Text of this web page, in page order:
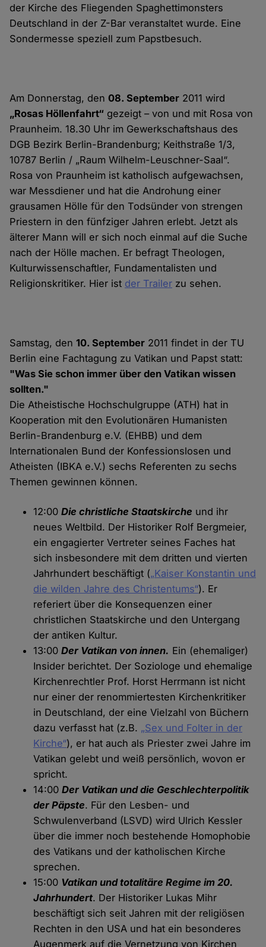
der Kirche des Fliegenden Spaghettimonsters
Deutschland in der Z-Bar veranstaltet wurde. Eine
Sondermesse speziell zum Papstbesuch.
Am Donnerstag, den08. September 2011 wird
„Rosas Höllenfahrt“ gezeigt – von und mit Rosa von
Praunheim. 18.30 Uhr im Gewerkschaftshaus des
DGB Bezirk Berlin-Brandenburg; Keithstraße 1/3,
10787 Berlin / „Raum Wilhelm-Leuschner-Saal“.
Rosa von Praunheim ist katholisch aufgewachsen,
war Messdiener und hat die Androhung einer
grausamen Hölle für den Todsünder von strengen
Priestern in den fünfziger Jahren erlebt. Jetzt als
älterer Mann will er sich noch einmal auf die Suche
nach der Hölle machen. Er befragt Theologen,
Kulturwissenschaftler, Fundamentalisten und
Religionskritiker. Hier ist der Trailer zu sehen.
Samstag, den10. September 2011 findet in der TU
Berlin eine Fachtagung zu Vatikan und Papst statt:
"Was Sie schon immer über den Vatikan wissen
sollten."
Die Atheistische Hochschulgruppe (ATH) hat in
Kooperation mit den Evolutionären Humanisten
Berlin-Brandenburg e.V. (EHBB) und dem
Internationalen Bund der Konfessionslosen und
Atheisten (IBKA e.V.) sechs Referenten zu sechs
Themen gewinnen können.
12:00Die christliche Staatskirche und ihr
neues Weltbild. Der Historiker Rolf Bergmeier,
ein engagierter Vertreter seines Faches hat
sich insbesondere mit dem dritten und vierten
Jahrhundert beschäftigt („Kaiser Konstantin und
die wilden Jahre des Christentums“). Er
referiert über die Konsequenzen einer
christlichen Staatskirche und den Untergang
der antiken Kultur.
13:00Der Vatikan von innen. Ein (ehemaliger)
Insider berichtet. Der Soziologe und ehemalige
Kirchenrechtler Prof. Horst Herrmann ist nicht
nur einer der renommiertesten Kirchenkritiker
in Deutschland, der eine Vielzahl von Büchern
dazu verfasst hat (z.B. „Sex und Folter in der
Kirche“), er hat auch als Priester zwei Jahre im
Vatikan gelebt und weiß persönlich, wovon er
spricht.
14:00Der Vatikan und die Geschlechterpolitik
der Päpste. Für den Lesben- und
Schwulenverband (LSVD) wird Ulrich Kessler
über die immer noch bestehende Homophobie
des Vatikans und der katholischen Kirche
sprechen.
15:00 Vatikan und totalitäre Regime im 20.
Jahrhundert. Der Historiker Lukas Mihr
beschäftigt sich seit Jahren mit der religiösen
Rechten in den USA und hat ein besonderes
Augenmerk auf die Vernetzung von Kirchen